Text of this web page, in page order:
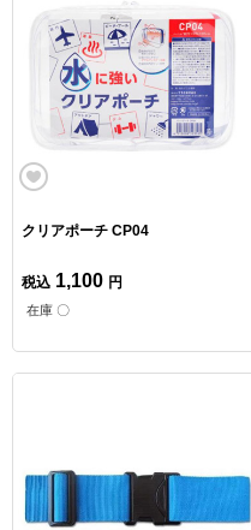
クリアポーチ CP04
税込 1,100 円
在庫 〇